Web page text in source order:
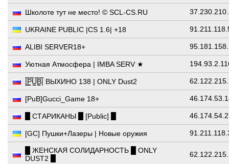
Школоте тут не место! © SCL-CS.RU
UKRAINE PUBLIC |CS 1.6| +18
ALIBI SERVER18+
Уютная Атмосфера | IMBA SERV ★
|͇̿P͇̿U͇̿B͇̿| ВЫХИНО 138 | ONLY Dust2
[PuB]Gucci_Game 18+
█ СТАРИКАНЫ █ [Public] █
[GC] Пушки+Лазеры | Новые оружия
█ ЖЕНСКАЯ СОЛИДАРНОСТЬ █ ONLY
DUST2 █